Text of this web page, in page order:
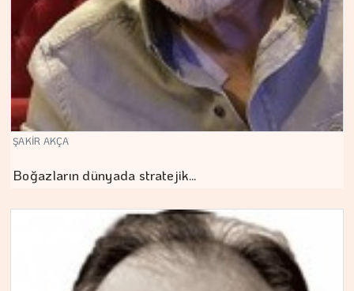
ŞAKİR AKÇA
Boğazların dünyada stratejik…